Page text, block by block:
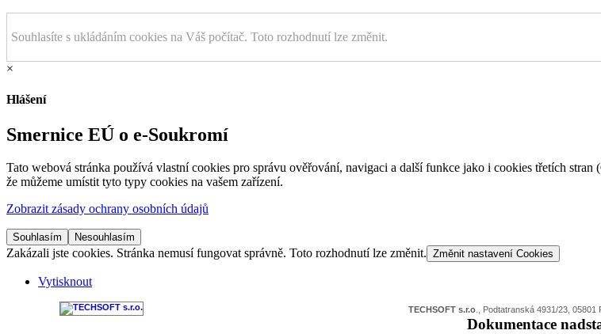
Souhlasíte s ukládáním cookies na Váš počítač. Toto rozhodnutí lze změnit.
×
Hlášení
Smernice EÚ o e-Soukromí
Tato webová stránka používá vlastní cookies pro správu ověřování, navigaci a další funkce jako i cookies třetích
že můžeme umístit tyto typy cookies na vašem zařízení.
Zobrazit zásady ochrany osobních údajů
Souhlasím Nesouhlasím
Zakázali jste cookies. Stránka nemusí fungovat správně. Toto rozhodnutí lze změnit. Změnit nastavení Cookies
Vytisknout
TECHSOFT s.r.o., Podtatranská 4931/23, 05801
Dokumentace